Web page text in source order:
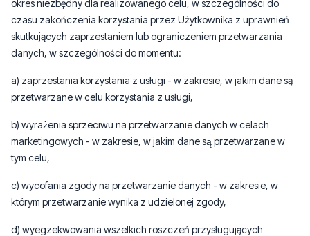
okres niezbędny dla realizowanego celu, w szczególności do
czasu zakończenia korzystania przez Użytkownika z uprawnień
skutkujących zaprzestaniem lub ograniczeniem przetwarzania
danych, w szczególności do momentu:
a) zaprzestania korzystania z usługi - w zakresie, w jakim dane są
przetwarzane w celu korzystania z usługi,
b) wyrażenia sprzeciwu na przetwarzanie danych w celach
marketingowych - w zakresie, w jakim dane są przetwarzane w
tym celu,
c) wycofania zgody na przetwarzanie danych - w zakresie, w
którym przetwarzanie wynika z udzielonej zgody,
d) wyegzekwowania wszelkich roszczeń przysługujących